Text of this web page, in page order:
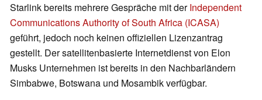
Starlink bereits mehrere Gespräche mit derIndependent
Communications Authority of South Africa (ICASA)
geführt, jedoch noch keinen offiziellen Lizenzantrag
gestellt. Der satellitenbasierte Internetdienst von Elon
Musks Unternehmen ist bereits in den Nachbarländern
Simbabwe, Botswana und Mosambik verfügbar.